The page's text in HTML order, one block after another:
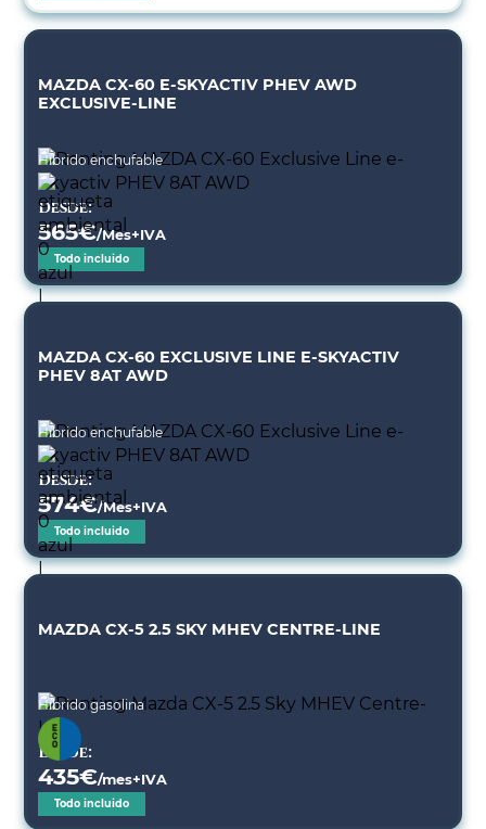
MAZDA CX-60 E-SKYACTIV PHEV AWD
EXCLUSIVE-LINE
Híbrido enchufable
Desde:
565€/Mes+IVA
Todo incluido
MAZDA CX-60 EXCLUSIVE LINE E-SKYACTIV
PHEV 8AT AWD
Híbrido enchufable
Desde:
574€/Mes+IVA
Todo incluido
MAZDA CX-5 2.5 SKY MHEV CENTRE-LINE
Híbrido gasolina
Desde:
435€/mes+IVA
Todo incluido